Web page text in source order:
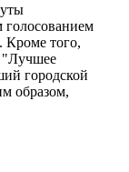
голосованием
Кроме того,
"Лучшее
городской
образом,